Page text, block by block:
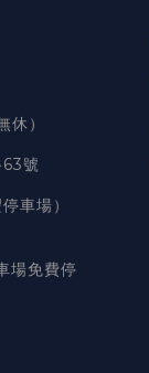
）
63號
車場）
場免費停